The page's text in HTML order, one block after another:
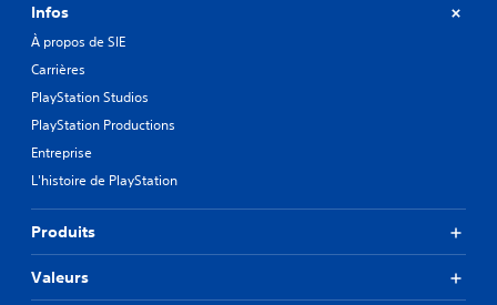
Infos
À propos de SIE
Carrières
PlayStation Studios
PlayStation Productions
Entreprise
L'histoire de PlayStation
Produits
Valeurs